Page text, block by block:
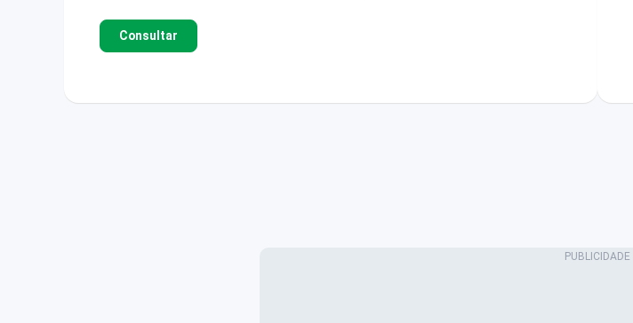
Consultar